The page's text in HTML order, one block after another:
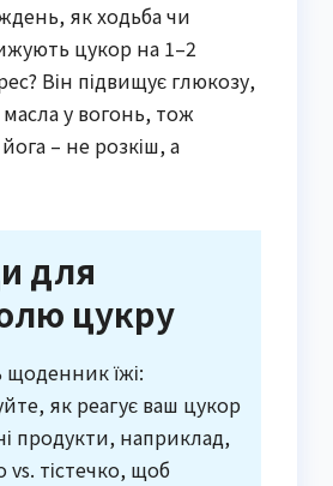
як ходьба чи
цукор на 1–2
Він підвищує глюкозу,
масла у вогонь, тож
– не розкіш, а
для
цукру
щоденник їжі:
як реагує ваш цукор
продукти, наприклад,
vs. тістечко, щоб